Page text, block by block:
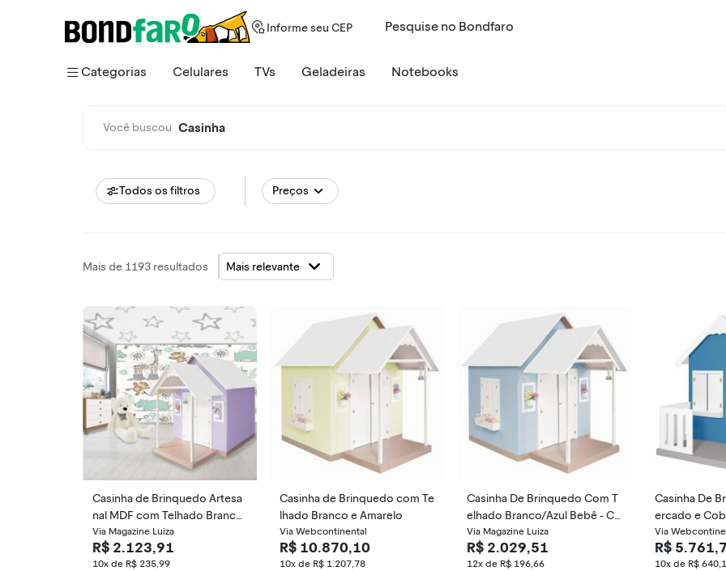
Informe seu CEP
Pesquise
Categorias Celulares TVs Geladeiras Notebooks
Você buscou Casinha
Todos os filtros Preços
Mais de 1193 resultados
Casinha de Brinquedo Artesa
nal MDF com Telhado Branc
o/Lilás L12 - Gran Belo
Via Magazine Luiza
R$ 2.123,91
10x de R$ 235,99
Casinha de Brinquedo com Te
lhado Branco e Amarelo
Via Webcontinental
R$ 10.870,10
10x de R$ 1.207,78
Casinha De Brinquedo Com T
elhado Branco/Azul Bebê - Cri
ança Feliz
Via Magazine Luiza
R$ 2.029,51
12x de R$ 196,66
Casinha De
ercado e
Claro/Branco
Via
R$
10x de R$